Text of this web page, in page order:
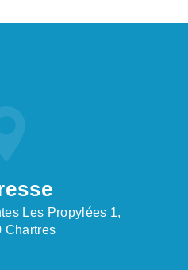
Les Propylées 1,
Chartres